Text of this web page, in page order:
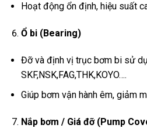
Hoạt động ổn định, hiệu suất
Ổ bi (Bearing)
Đỡ và định vị trục bơm bi sử
SKF,NSK,FAG,THK,KOYO….
Giúp bơm vận hành êm, giảm
Nắp bơm / Giá đỡ (Pump